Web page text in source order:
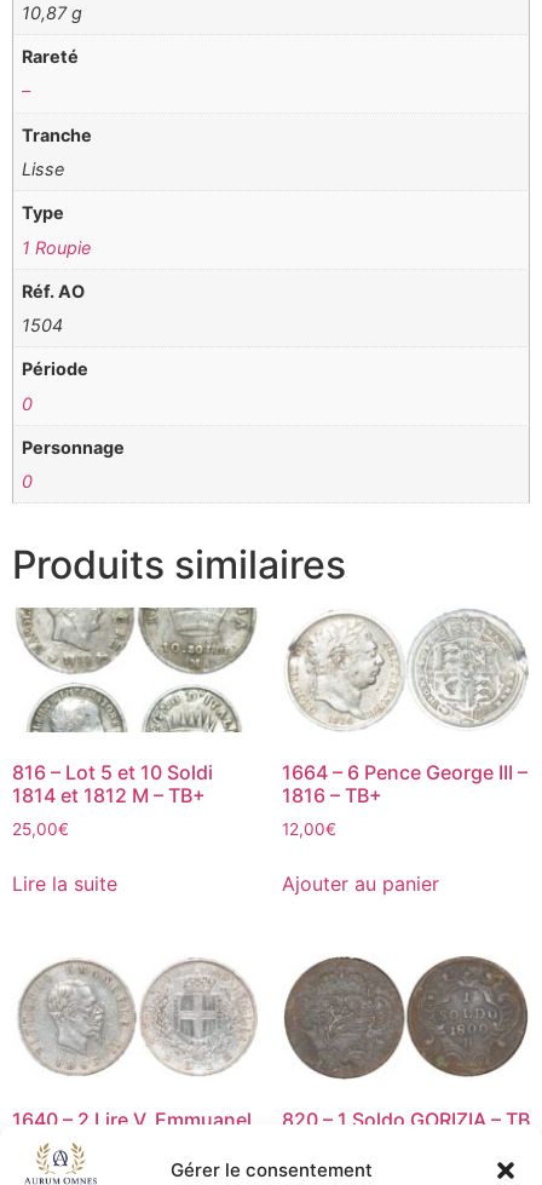
Gérer le consentement
10,87 g
Rareté
–
Tranche
Lisse
Type
1 Roupie
Réf. AO
1504
Période
0
Personnage
0
Produits similaires
816 – Lot 5 et 10 Soldi
1814 et 1812 M – TB+
25,00€
Lire la suite
1664 – 6 Pence George III –
1816 – TB+
12,00€
Ajouter au panier
1640 – 2 Lire V. Emmuanel
II – 1863N – TTB
15,00€
820 – 1 Soldo GORIZIA – TB